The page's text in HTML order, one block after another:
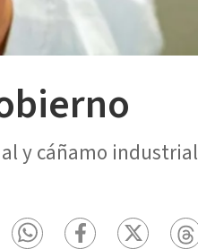
y cáñamo industrial